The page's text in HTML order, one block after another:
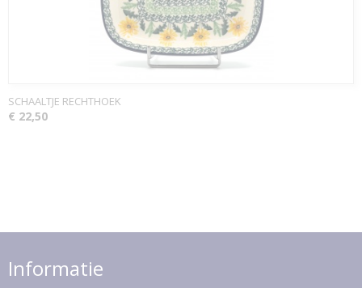
SCHAALTJE RECHTHOEK
€ 22,50
Informatie